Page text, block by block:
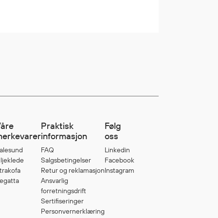
Praktisk
informasjon
FAQ
Salgsbetingelser
Retur og reklamasjon
Ansvarlig
forretningsdrift
Sertifiseringer
Personvernerklæring
Følg
oss
Linkedin
Facebook
Instagram